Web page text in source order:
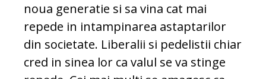
noua generatie si sa vina cat mai
repede in intampinarea astaptarilor
din societate. Liberalii si pedelistii chiar
cred in sinea lor ca valul se va stinge